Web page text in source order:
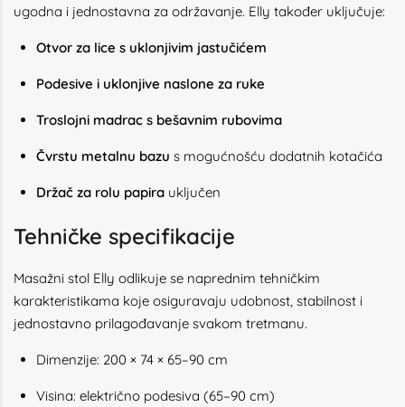
ugodna i jednostavna za održavanje. Elly također uključuje:
Otvor za lice s uklonjivim jastučićem
Podesive i uklonjive naslone za ruke
Troslojni madrac s bešavnim rubovima
Čvrstu metalnu bazu s mogućnošću dodatnih kotačića
Držač za rolu papira uključen
Tehničke specifikacije
Masažni stol Elly odlikuje se naprednim tehničkim
karakteristikama koje osiguravaju udobnost, stabilnost i
jednostavno prilagođavanje svakom tretmanu.
Dimenzije: 200 × 74 × 65–90 cm
Visina: električno podesiva (65–90 cm)